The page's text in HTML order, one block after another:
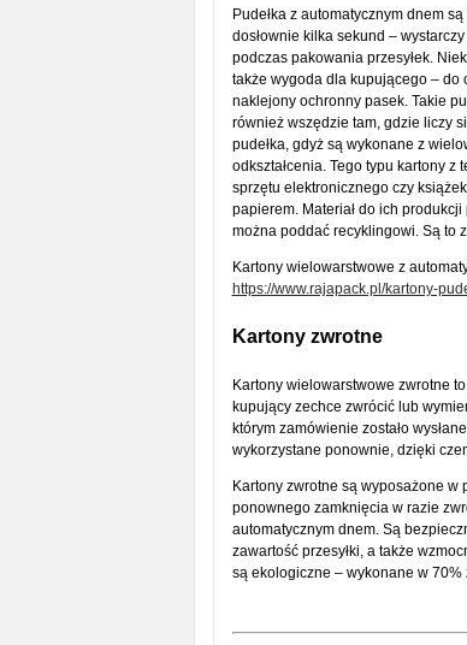
Pudełka z automatycznym dnem
dosłownie kilka sekund –
podczas pakowania przesyłek.
także wygoda dla kupującego – do
naklejony ochronny pasek. Takie
również wszędzie tam, gdzie liczy
pudełka, gdyż są wykonane z
odkształcenia. Tego typu kartony
sprzętu elektronicznego czy
papierem. Materiał do ich
można poddać recyklingowi. Są to
Kartony wielowarstwowe z
https://www.rajapack.pl/kartony-
Kartony zwrotne
Kartony wielowarstwowe zwrotne
kupujący zechce zwrócić lub
którym zamówienie zostało
wykorzystane ponownie, dzięki
Kartony zwrotne są wyposażone w
ponownego zamknięcia w razie
automatycznym dnem. Są
zawartość przesyłki, a także
są ekologiczne – wykonane w